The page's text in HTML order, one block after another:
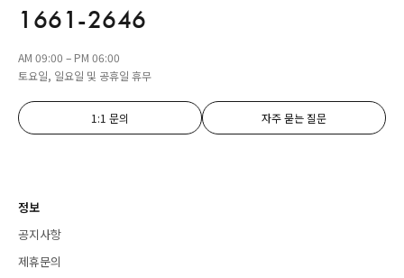
1661-2646
AM 09:00 – PM 06:00
토요일, 일요일 및 공휴일 휴무
1:1 문의 자주 묻는 질문
정보
공지사항
제휴문의